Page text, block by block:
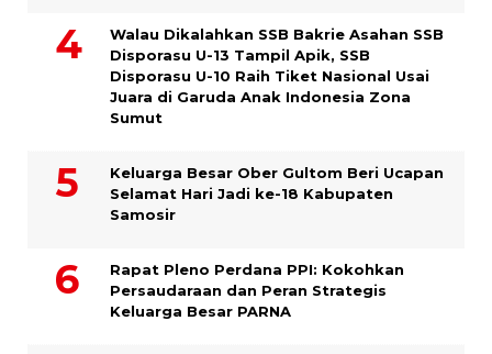
Walau Dikalahkan SSB Bakrie Asahan SSB
Disporasu U-13 Tampil Apik, SSB
Disporasu U-10 Raih Tiket Nasional Usai
Juara di Garuda Anak Indonesia Zona
Sumut
Keluarga Besar Ober Gultom Beri Ucapan
Selamat Hari Jadi ke-18 Kabupaten
Samosir
Rapat Pleno Perdana PPI: Kokohkan
Persaudaraan dan Peran Strategis
Keluarga Besar PARNA